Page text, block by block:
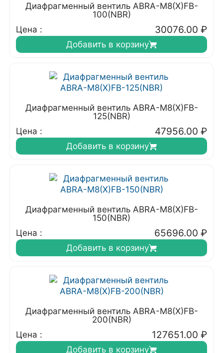
Диафрагменный вентиль ABRA-M8(X)FB-
100(NBR)
Цена :
30076.00 ₽
Добавить в корзину
Диафрагменный вентиль ABRA-M8(X)FB-
125(NBR)
Цена :
47956.00 ₽
Добавить в корзину
Диафрагменный вентиль ABRA-M8(X)FB-
150(NBR)
Цена :
65696.00 ₽
Добавить в корзину
Диафрагменный вентиль ABRA-M8(X)FB-
200(NBR)
Цена :
127651.00 ₽
Добавить в корзину